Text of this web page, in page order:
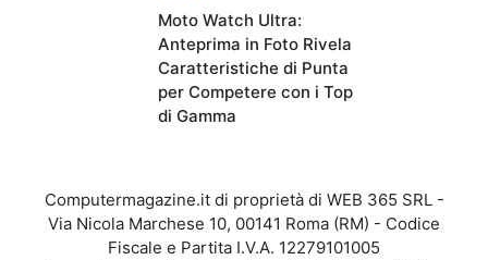
Moto Watch Ultra:
Anteprima in Foto Rivela
Caratteristiche di Punta
per Competere con i Top
di Gamma
Computermagazine.it di proprietà di WEB 365 SRL -
Via Nicola Marchese 10, 00141 Roma (RM) - Codice
Fiscale e Partita I.V.A. 12279101005